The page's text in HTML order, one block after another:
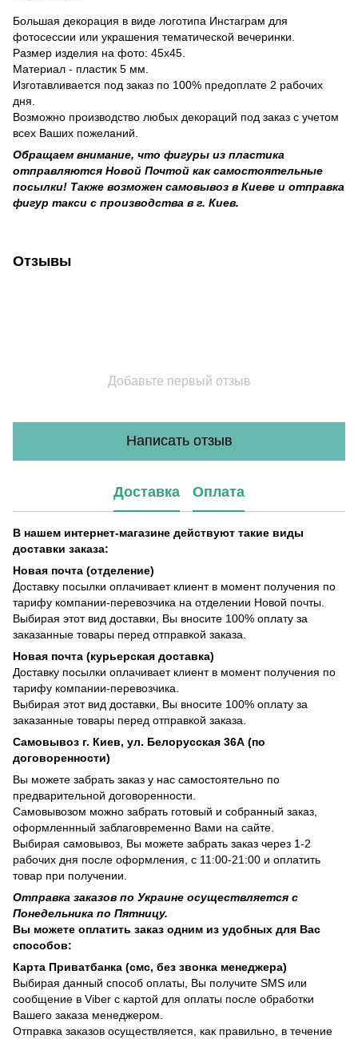
Большая декорация в виде логотипа Инстаграм для
фотосессии или украшения тематической вечеринки.
Размер изделия на фото: 45х45.
Материал - пластик 5 мм.
Изготавливается под заказ по 100% предоплате 2 рабочих
дня.
Возможно производство любых декораций под заказ с учетом
всех Ваших пожеланий.
Обращаем внимание, что фигуры из пластика
отправляются Новой Почтой как самостоятельные
посылки! Также возможен самовывоз в Киеве и отправка
фигур такси с производства в г. Киев.
Отзывы
Добавьте первый отзыв
Написать отзыв
Доставка Оплата
В нашем интернет-магазине действуют такие виды
доставки заказа:
Новая почта (отделение)
Доставку посылки оплачивает клиент в момент получения по
тарифу компании-перевозчика на отделении Новой почты.
Выбирая этот вид доставки, Вы вносите 100% оплату за
заказанные товары перед отправкой заказа.
Новая почта (курьерская доставка)
Доставку посылки оплачивает клиент в момент получения по
тарифу компании-перевозчика.
Выбирая этот вид доставки, Вы вносите 100% оплату за
заказанные товары перед отправкой заказа.
Самовывоз г. Киев, ул. Белорусская 36А (по
договоренности)
Вы можете забрать заказ у нас самостоятельно по
предварительной договоренности.
Самовывозом можно забрать готовый и собранный заказ,
оформленнный заблаговременно Вами на сайте.
Выбирая самовывоз, Вы можете забрать заказ через 1-2
рабочих дня после оформления, с 11:00-21:00 и оплатить
товар при получении.
Отправка заказов по Украине осуществляется с
Понедельника по Пятницу.
Вы можете оплатить заказ одним из удобных для Вас
способов:
Карта Приватбанка (смс, без звонка менеджера)
Выбирая данный способ оплаты, Вы получите SMS или
сообщение в Viber с картой для оплаты после обработки
Вашего заказа менеджером.
Отправка заказов осуществляется, как правильно, в течение